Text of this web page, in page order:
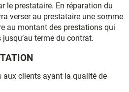
le prestataire. En réparation du
verser au prestataire une somme
au montant des prestations qui
terme du contrat.
clients ayant la qualité de